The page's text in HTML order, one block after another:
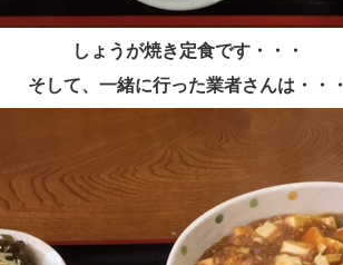
しょうが焼き定食です・・・
そして、一緒に行った業者さんは・・・